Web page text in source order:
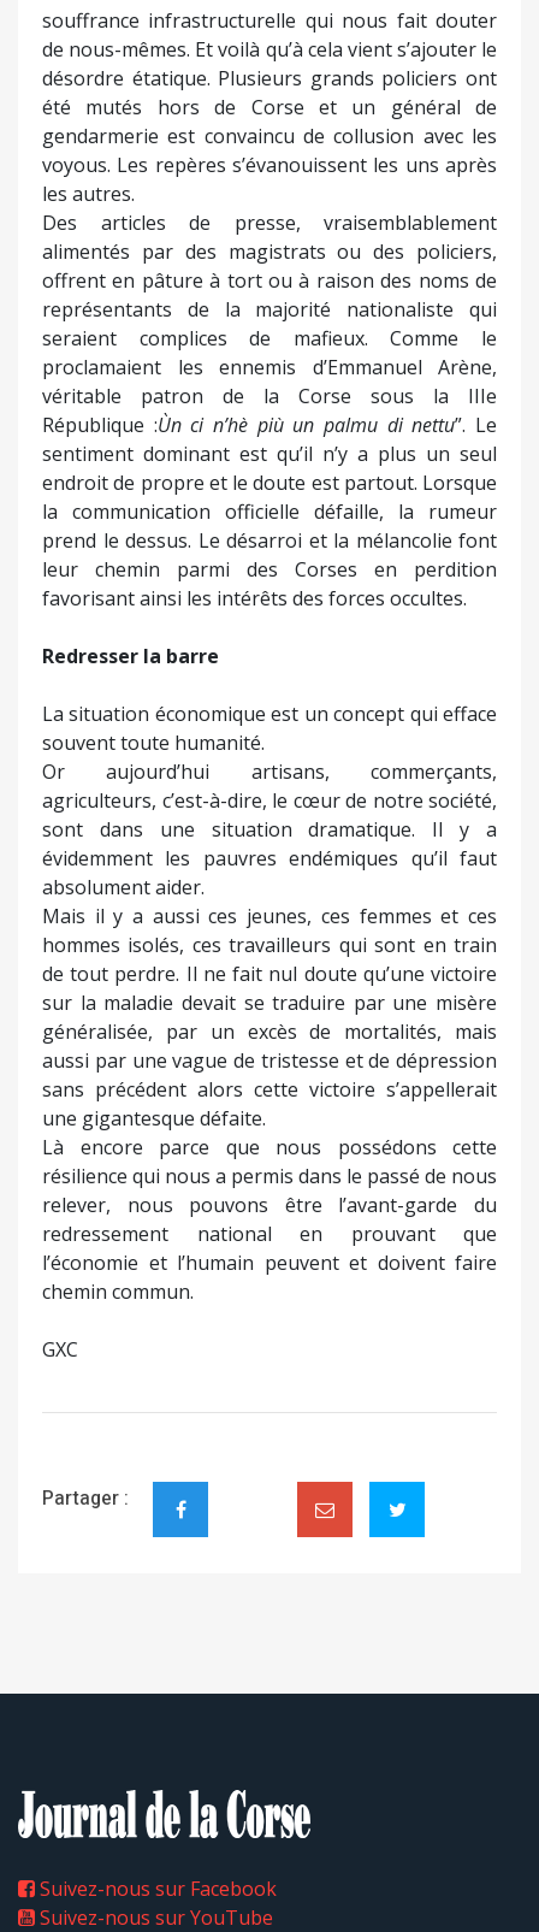
souffrance infrastructurelle qui nous fait douter
de nous-mêmes. Et voilà qu’à cela vient s’ajouter le
désordre étatique. Plusieurs grands policiers ont
été mutés hors de Corse et un général de
gendarmerie est convaincu de collusion avec les
voyous. Les repères s’évanouissent les uns après
les autres.
Des articles de presse, vraisemblablement
alimentés par des magistrats ou des policiers,
offrent en pâture à tort ou à raison des noms de
représentants de la majorité nationaliste qui
seraient complices de mafieux. Comme le
proclamaient les ennemis d’Emmanuel Arène,
véritable patron de la Corse sous la IIIe
République :Ùn ci n’hè più un palmu di nettu”. Le
sentiment dominant est qu’il n’y a plus un seul
endroit de propre et le doute est partout. Lorsque
la communication officielle défaille, la rumeur
prend le dessus. Le désarroi et la mélancolie font
leur chemin parmi des Corses en perdition
favorisant ainsi les intérêts des forces occultes.
Redresser la barre
La situation économique est un concept qui efface
souvent toute humanité.
Or aujourd’hui artisans, commerçants,
agriculteurs, c’est-à-dire, le cœur de notre société,
sont dans une situation dramatique. Il y a
évidemment les pauvres endémiques qu’il faut
absolument aider.
Mais il y a aussi ces jeunes, ces femmes et ces
hommes isolés, ces travailleurs qui sont en train
de tout perdre. Il ne fait nul doute qu’une victoire
sur la maladie devait se traduire par une misère
généralisée, par un excès de mortalités, mais
aussi par une vague de tristesse et de dépression
sans précédent alors cette victoire s’appellerait
une gigantesque défaite.
Là encore parce que nous possédons cette
résilience qui nous a permis dans le passé de nous
relever, nous pouvons être l’avant-garde du
redressement national en prouvant que
l’économie et l’humain peuvent et doivent faire
chemin commun.
GXC
Partager :
Suivez-nous sur Facebook
Suivez-nous sur YouTube